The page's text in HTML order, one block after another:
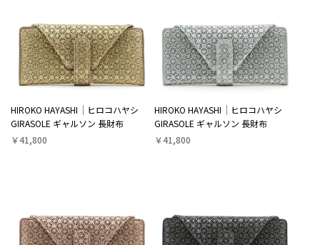
HIROKO HAYASHI
ヒロコハヤシ
GIRASOLE ギャルソン 長財布
￥41,800
HIROKO HAYASHI
ヒロコハヤシ
GIRASOLE ギャルソン 長財布
￥41,800